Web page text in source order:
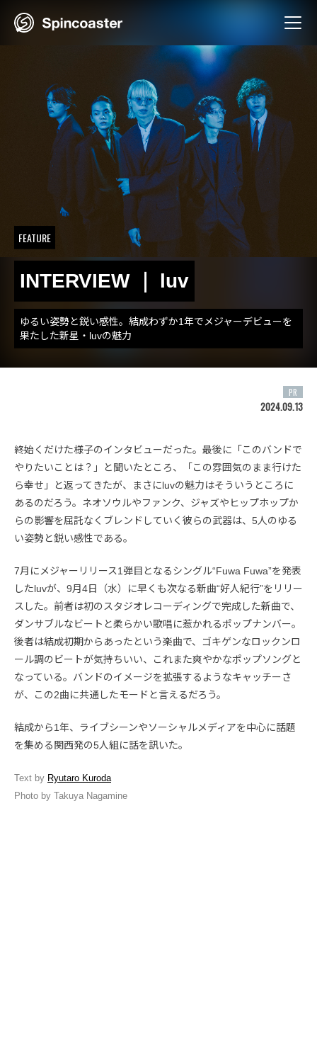
FEATURE
INTERVIEW ｜ luv
ゆるい姿勢と鋭い感性。結成わずか1年でメジャーデビューを
果たした新星・luvの魅力
PR
2024.09.13
終始くだけた様子のインタビューだった。最後に「このバンドで
やりたいことは？」と聞いたところ、「この雰囲気のまま行けた
ら幸せ」と返ってきたが、まさにluvの魅力はそういうところに
あるのだろう。ネオソウルやファンク、ジャズやヒップホップか
らの影響を屈託なくブレンドしていく彼らの武器は、5人のゆる
い姿勢と鋭い感性である。
7月にメジャーリリース1弾目となるシングル“Fuwa Fuwa”を発表
したluvが、9月4日（水）に早くも次なる新曲“好人紀行”をリリー
スした。前者は初のスタジオレコーディングで完成した新曲で、
ダンサブルなビートと柔らかい歌唱に惹かれるポップナンバー。
後者は結成初期からあったという楽曲で、ゴキゲンなロックンロ
ール調のビートが気持ちいい、これまた爽やかなポップソングと
なっている。バンドのイメージを拡張するようなキャッチーさ
が、この2曲に共通したモードと言えるだろう。
結成から1年、ライブシーンやソーシャルメディアを中心に話題
を集める関西発の5人組に話を訊いた。
Text by Ryutaro Kuroda
Photo by Takuya Nagamine